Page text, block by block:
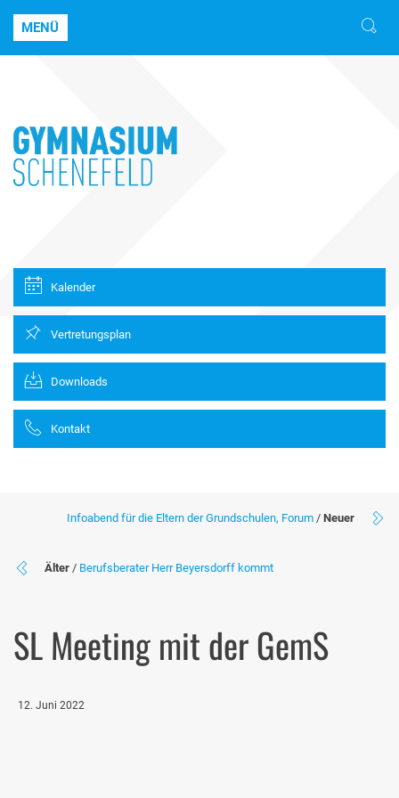
MENÜ
Kalender
Vertretungsplan
Downloads
Kontakt
Infoabend für die Eltern der Grundschulen, Forum / Neuer
Älter / Berufsberater Herr Beyersdorff kommt
SL Meeting mit der GemS
12. Juni 2022